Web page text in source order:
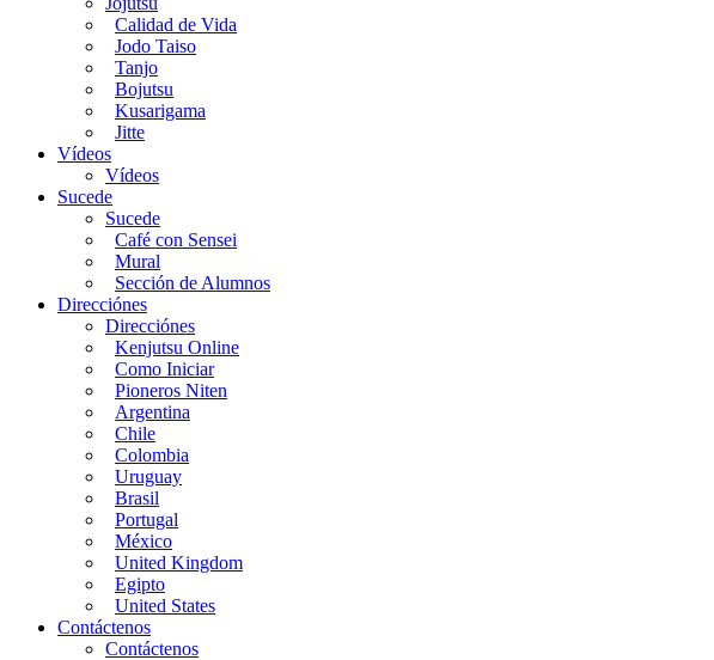
Calidad de Vida
Jodo Taiso
Tanjo
Bojutsu
Kusarigama
Jitte
Vídeos
Vídeos
Sucede
Sucede
Café con Sensei
Mural
Sección de Alumnos
Direcciónes
Direcciónes
Kenjutsu Online
Como Iniciar
Pioneros Niten
Argentina
Chile
Colombia
Uruguay
Brasil
Portugal
México
United Kingdom
Egipto
United States
Contáctenos
Contáctenos